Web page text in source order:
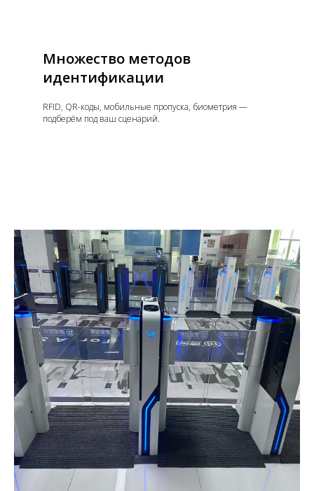
Множество методов
идентификации
RFID, QR-коды, мобильные пропуска, биометрия —
подберём под ваш сценарий.